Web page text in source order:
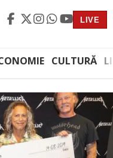
LIVE
CULTURĂ